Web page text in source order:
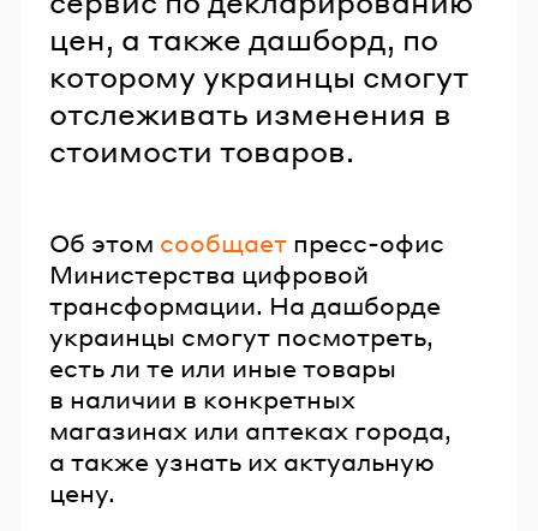
цен, а также дашборд, по
которому украинцы смогут
отслеживать изменения в
стоимости товаров.
Об этом сообщает пресс-офис
Министерства цифровой
трансформации. На дашборде
украинцы смогут посмотреть,
есть ли те или иные товары
в наличии в конкретных
магазинах или аптеках города,
а также узнать их актуальную
цену.